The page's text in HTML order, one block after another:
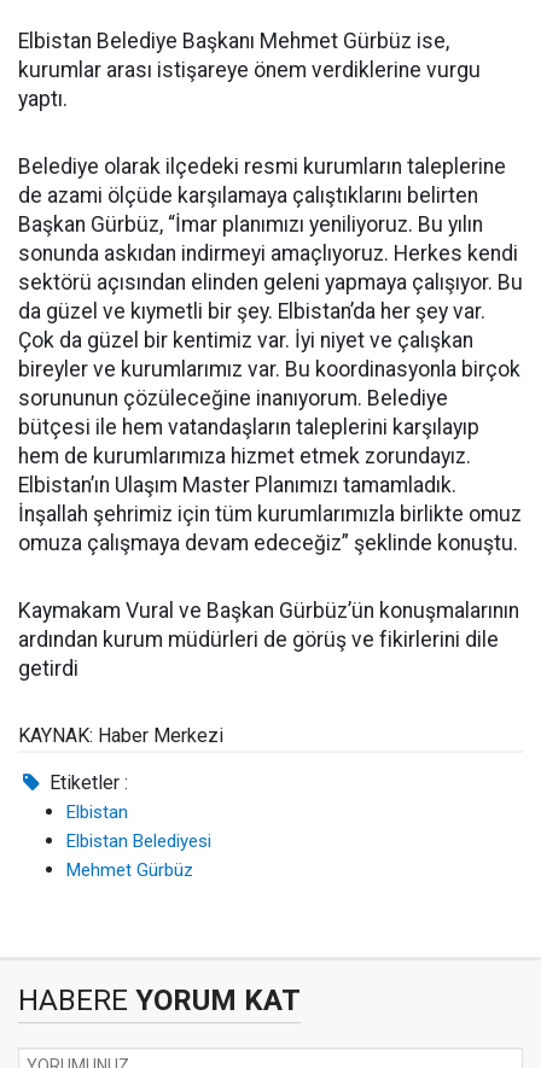
Elbistan Belediye Başkanı Mehmet Gürbüz ise,
kurumlar arası istişareye önem verdiklerine vurgu
yaptı.
Belediye olarak ilçedeki resmi kurumların taleplerine
de azami ölçüde karşılamaya çalıştıklarını belirten
Başkan Gürbüz, “İmar planımızı yeniliyoruz. Bu yılın
sonunda askıdan indirmeyi amaçlıyoruz. Herkes kendi
sektörü açısından elinden geleni yapmaya çalışıyor. Bu
da güzel ve kıymetli bir şey. Elbistan’da her şey var.
Çok da güzel bir kentimiz var. İyi niyet ve çalışkan
bireyler ve kurumlarımız var. Bu koordinasyonla birçok
sorununun çözüleceğine inanıyorum. Belediye
bütçesi ile hem vatandaşların taleplerini karşılayıp
hem de kurumlarımıza hizmet etmek zorundayız.
Elbistan’ın Ulaşım Master Planımızı tamamladık.
İnşallah şehrimiz için tüm kurumlarımızla birlikte omuz
omuza çalışmaya devam edeceğiz” şeklinde konuştu.
Kaymakam Vural ve Başkan Gürbüz’ün konuşmalarının
ardından kurum müdürleri de görüş ve fikirlerini dile
getirdi
KAYNAK: Haber Merkezi
Etiketler :
Elbistan
Elbistan Belediyesi
Mehmet Gürbüz
HABERE YORUM KAT